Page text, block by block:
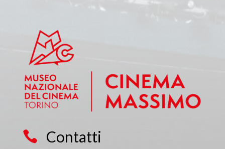
 Contatti